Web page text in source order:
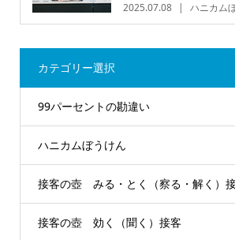
2025.07.08 ハニカム
カテゴリー選択
99パーセントの勘違い
ハニカムぼうけん
接客の壺 みる・とく（察る・解く）
接客の壺 効く（聞く）接客